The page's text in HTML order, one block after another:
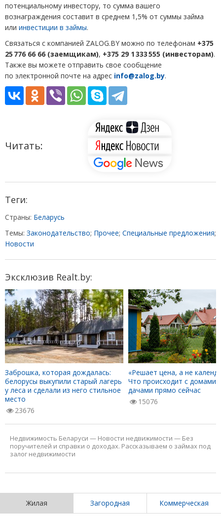
потенциальному инвестору, то сумма вашего
вознаграждения составит в среднем 1,5% от суммы займа
или инвестиции в займы.
Связаться с компанией ZALOG.BY можно по телефонам +375
25 776 66 66 (заемщикам), +375 29 1 333 555 (инвесторам).
Также вы можете отправить свое сообщение
по электронной почте на адрес info@zalog.by.
Читать:
Теги:
Страны: Беларусь
Темы: Законодательство; Прочее; Специальные предложения;
Новости
Эксклюзив Realt.by:
Заброшка, которая дождалась:
белорусы выкупили старый лагерь
у леса и сделали из него стильное
место
23676
«Решает цена, а не
Что происходит с домами
дачами прямо сейчас
15076
Недвижимость Беларуси — Новости недвижимости — Без
поручителей и справки о доходах. Рассказываем о займах под
залог недвижимости
Жилая Загородная Коммерческая